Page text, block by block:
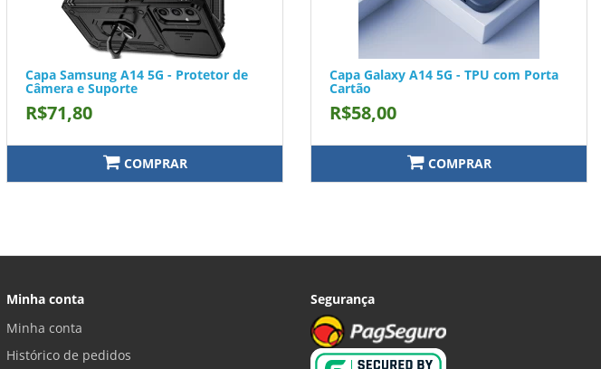
Capa Samsung A14 5G - Protetor de
Câmera e Suporte
R$71,80
COMPRAR
Capa Galaxy A14 5G - TPU com Porta
Cartão
R$58,00
COMPRAR
Minha conta
Minha conta
Histórico de pedidos
Segurança